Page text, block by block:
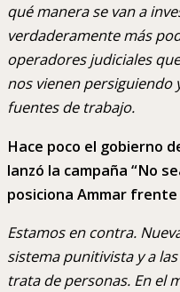
qué manera se van a
verdaderamente más
operadores judiciales
nos vienen persiguiendo
fuentes de trabajo.
Hace poco el gobierno
lanzó la campaña “No
posiciona Ammar
Estamos en contra.
sistema punitivista y a
trata de personas. En el